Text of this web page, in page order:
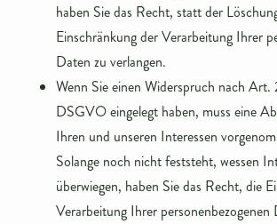
haben Sie das Recht, statt der
Einschränkung der Verarbeitung Ihrer
Daten zu verlangen.
Wenn Sie einen Widerspruch nach Art.
DSGVO eingelegt haben, muss eine
Ihren und unseren Interessen
Solange noch nicht feststeht, wessen
überwiegen, haben Sie das Recht, die
Verarbeitung Ihrer personenbezogenen